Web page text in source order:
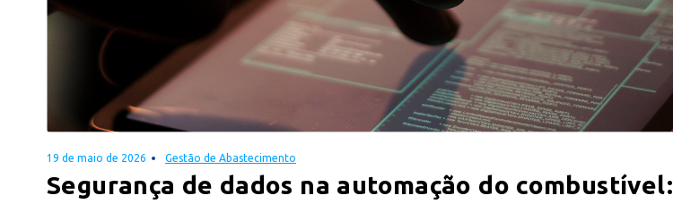
19 de maio de 2026 Gestão de Abastecimento
Segurança de dados na automação do combustível: